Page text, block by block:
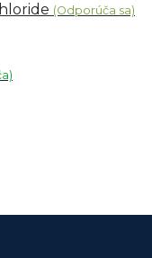
(Odporúča sa)